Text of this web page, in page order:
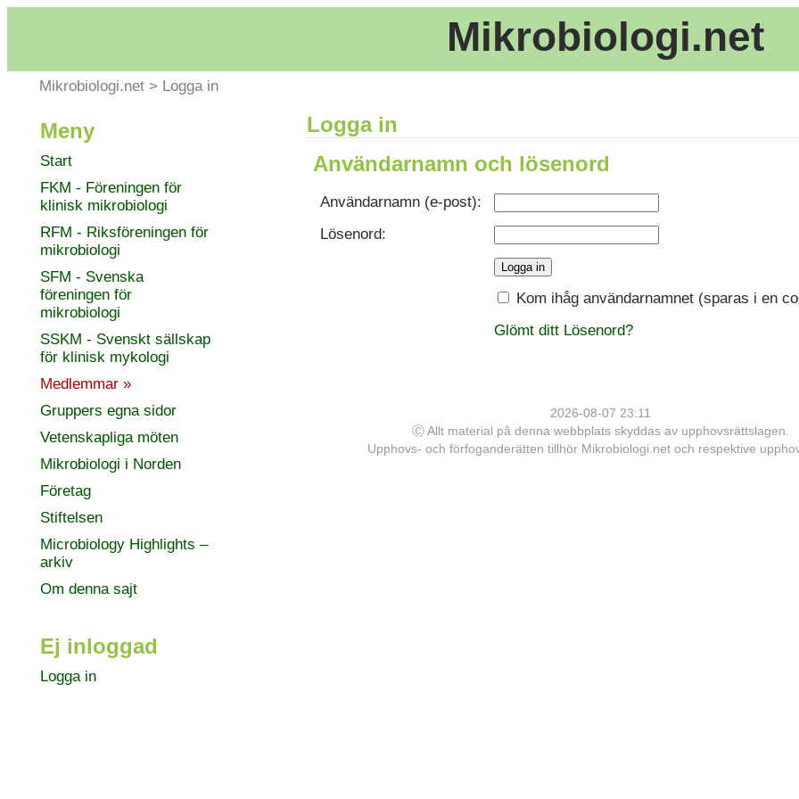
Mikrobiologi.net
Mikrobiologi.net > Logga in
Meny
Start
FKM - Föreningen för
klinisk mikrobiologi
RFM - Riksföreningen för
mikrobiologi
SFM - Svenska
föreningen för
mikrobiologi
SSKM - Svenskt sällskap
för klinisk mykologi
Medlemmar »
Gruppers egna sidor
Vetenskapliga möten
Mikrobiologi i Norden
Företag
Stiftelsen
Microbiology Highlights –
arkiv
Om denna sajt
Ej inloggad
Logga in
Logga in
Användarnamn och lösenord
Användarnamn (e-post):
Lösenord:
Kom ihåg användarnamnet (sparas i en
Glömt ditt Lösenord?
2026-08-07 23:11
Ⓒ Allt material på denna webbplats skyddas av upphovsrättslagen.
Upphovs- och förfoganderätten tillhör Mikrobiologi.net och respektive